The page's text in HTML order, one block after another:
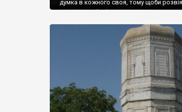
думка в кожного своя, тому щоби
запрошую відвідати це